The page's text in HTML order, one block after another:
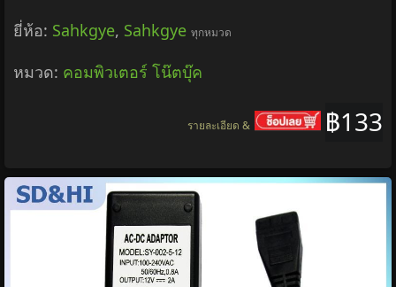
ยี่ห้อ: Sahkgye, Sahkgye ทุกหมวด
หมวด: คอมพิวเตอร์ โน๊ตบุ๊ค
฿133
รายละเอียด &